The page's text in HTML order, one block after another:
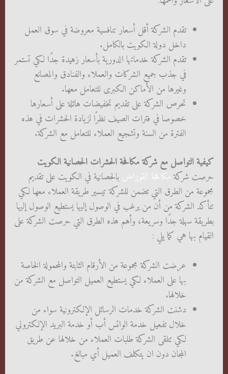
تقدم الشركة أقل أسعار تنافسية معروضة في سوق العمل
داخل دولة الكويت بالكامل.
تقدم الشركة خدماتها الدورية بأسعار زهيدة جدًا لكي تستمر
في جذب جميع الشركات والعملاء والفنادق والمصانع
وغيرها من الأماكن الكبرى للتعامل معها.
تحرص الشركة على تقديم تخفيضات هائلة على أسعارها
خصوصا في فترات الصيف نظرًا لزيادة الحشرات في هذه
الفترة من السنة وتشجيع العملاء للتعامل مع الشركة.
كيفية التواصل مع شركة مكافحة الحشرات الحصانية الكويت
حرصت شركةمكافحة القوراض بالحصانية في الكويت على تقديم
مجموعة من الطرق التي تضمن للشركة تيسير طريقة العملاء معها لكي
تتأكد الشركة من أن من يرغب في الوصول إليها يستطيع الوصول إليها
بطريقة سهلة جدًا وسريعة، وأهم هذه الطرق التي حرصت الشركة على
القيام بها هي كما يلي :
عرضت الشركة مجموعة من الأرقام الثابتة والمحمولة الخاصة
بها على العملاء لكي يستطيع العميل التواصل مع الشركة من
خلالها.
دشنت الشركة خدمات الرسائل الإلكترونية سواء من
خلال تفعيل خدمة الواتس أب أو خدمة البريد الإلكتروني
لكي تتلقى الشركة طلبات العملاء من خلالها عن طريق
المجان دون ان يتكلف العميل أي مبالغ.